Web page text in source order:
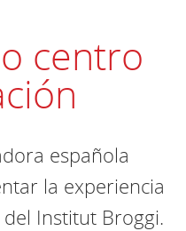
centro
española
la experiencia
Institut Broggi.